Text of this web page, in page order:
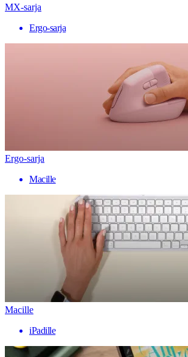
MX-sarja
Ergo-sarja
Ergo-sarja
Macille
Macille
iPadille